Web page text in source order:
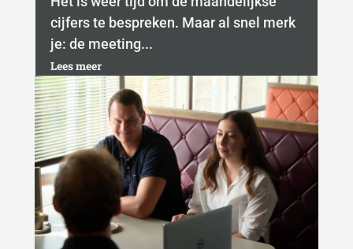
cijfers te bespreken. Maar al snel merk
je: de meeting...
Lees meer